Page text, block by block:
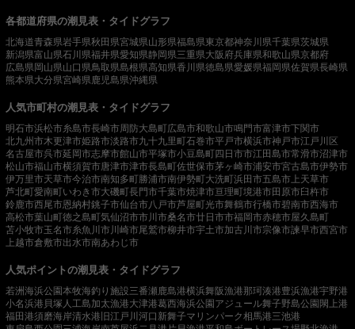
各都道府県の潮見表・タイドグラフ
北海道青森県岩手県秋田県宮城県山形県福島県東京都神奈川県千葉県茨城県
新潟県富山県石川県福井県愛知県静岡県三重県大阪府兵庫県和歌山県京都府
広島県岡山県山口県鳥取県島根県高知県香川県徳島県愛媛県福岡県佐賀県長崎県
熊本県大分県宮崎県 鹿児島県沖縄県
人気市町村の潮見表・タイドグラフ
明石市浜松市糸島市長崎市周防大島町広島市和歌山市鳴門市富津市下関市
北九州市木更津市姫路市淡路市九十九里町石巻市平戸市横浜市神戸市江戸川区
名古屋市呉市延岡市志摩市館山市平塚市小豆島町四日市市江田島市常滑市沼津市
松山市福山市横須賀市唐津市津市長島町佐世保市茅ヶ崎市浦安市宮古島市伊勢市
伊万里市天草市今治市南知多町勝浦市南伊勢町大洗町浜田市五島市 上天草市
芦北町愛南町いわき市大磯町長門市千葉市焼津市亘理町境港市田原市臼杵市
鈴鹿市西尾市恩納村銚子市仙台市八戸市芦屋町光市舞鶴市行橋市碧南市西海市
高松市葉山町徳之島町気仙沼市市川市桑名市廿日市市福岡市赤穂市屋久島町
苫小牧市玉名市糸魚川市 川崎市尾鷲市柳井市宇土市加古川市宗像市諫早市西宮市
上越市倉敷市出水市南あわじ市
人気ポイントの潮見表・タイドグラフ
若洲海浜公園本牧海釣り施設三番瀬 鹿島港横浜舞阪漁港那珂湊港豊浜漁港宇野港
小名浜港 貝塚人工島加太漁港大津港葛西海浜公園アジュール舞子野島公園閖上港
福田港須磨海岸清水港 旧江戸川河口 新舞子マリンパーク相馬港三池港